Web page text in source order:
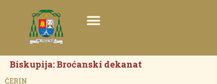
Biskupija:Broćanski dekanat
ČERIN